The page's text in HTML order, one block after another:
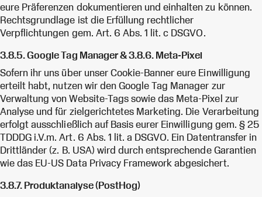
eure Präferenzen dokumentieren und einhalten zu können.
Rechtsgrundlage ist die Erfüllung rechtlicher
Verpflichtungen gem. Art. 6 Abs. 1 lit. c DSGVO.
3.8.5. Google Tag Manager & 3.8.6. Meta-Pixel
Sofern ihr uns über unser Cookie-Banner eure Einwilligung
erteilt habt, nutzen wir den Google Tag Manager zur
Verwaltung von Website-Tags sowie das Meta-Pixel zur
Analyse und für zielgerichtetes Marketing. Die Verarbeitung
erfolgt ausschließlich auf Basis eurer Einwilligung gem. § 25
TDDDG i.V.m. Art. 6 Abs. 1 lit. a DSGVO. Ein Datentransfer in
Drittländer (z. B. USA) wird durch entsprechende Garantien
wie das EU-US Data Privacy Framework abgesichert.
3.8.7. Produktanalyse (PostHog)